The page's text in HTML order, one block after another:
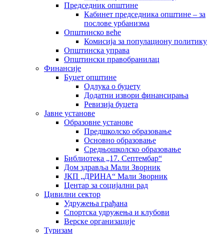
Председник општине
Кабинет председника општине – за
послове урбанизма
Општинско веће
Комисија за популациону политику
Општинска управа
Општински правобранилац
Финансије
Буџет општине
Одлука о буџету
Додатни извори финансирања
Ревизија буџета
Јавне установе
Образовне установе
Предшколско образовање
Основно образовање
Средњошколско образовање
Библиотека „17. Септембар“
Дом здравља Мали Зворник
ЈКП „ДРИНА“ Мали Зворник
Центар за социјални рад
Цивилни сектор
Удружења грађана
Спортска удружења и клубови
Верске организације
Туризам